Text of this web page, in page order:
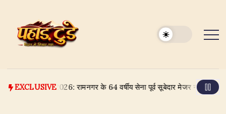
content
EXCLUSIVE
2026: रामनगर के 64 वर्षीय सेना पूर्व सूबेदार मेजर नवीन पोखरियाल ने